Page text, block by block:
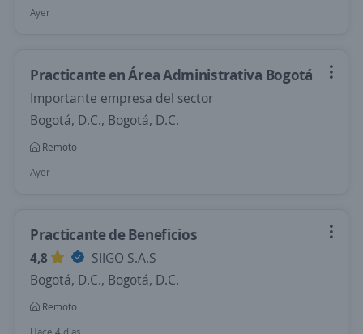
Ayer
Practicante en Área Administrativa Bogotá
Importante empresa del sector
Bogotá, D.C., Bogotá, D.C.
Remoto
Ayer
Practicante de Beneficios
4,8
SIIGO S.A.S
Bogotá, D.C., Bogotá, D.C.
Remoto